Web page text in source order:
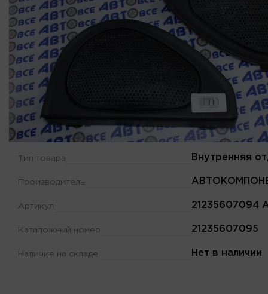
Тип товара Внутренняя
Производитель
Артикул 21235607094
Каталожный номер 21235607095
Наличие на складе Нет в наличии